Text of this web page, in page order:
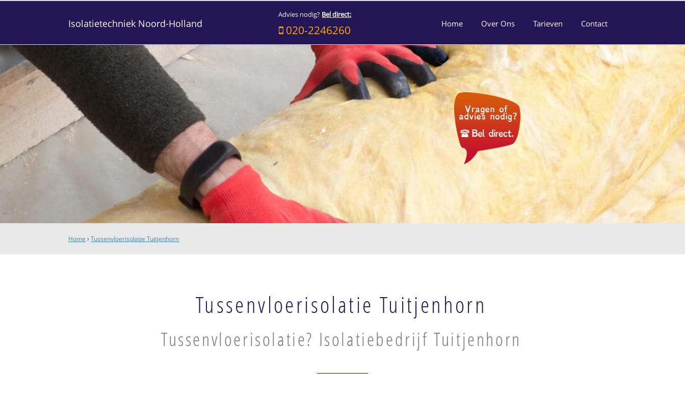
Isolatietechniek Noord-Holland
Advies nodig? Bel direct:
020-2246260 Home Over Ons Tarieven Contact
Home ›Tussenvloerisolatie Tuitjenhorn
Tussenvloerisolatie Tuitjenhorn
Tussenvloerisolatie? Isolatiebedrijf Tuitjenhorn